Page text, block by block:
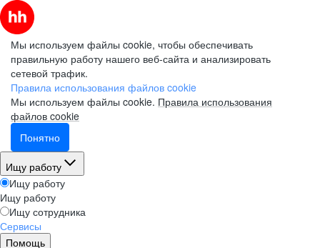
Мы используем файлы cookie, чтобы обеспечивать
правильную работу нашего веб-сайта и анализировать
сетевой трафик.
Правила использования файлов cookie
Мы используем файлы cookie. Правила использования
файлов cookie
Понятно
Ищу работу
Ищу работу
Ищу работу
Ищу сотрудника
Сервисы
Помощь